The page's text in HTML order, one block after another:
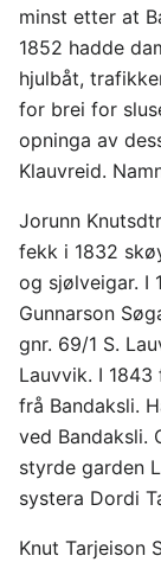
minst etter at
1852 hadde
hjulbåt,
for brei for
opninga av
Klauvreid.
Jorunn
fekk i 1832
og sjølveigar. I
Gunnarson
gnr. 69/1 S.
Lauvvik. I
frå Bandaksli.
ved Bandaksli.
styrde garden
systera Dordi
Knut Tarjeison